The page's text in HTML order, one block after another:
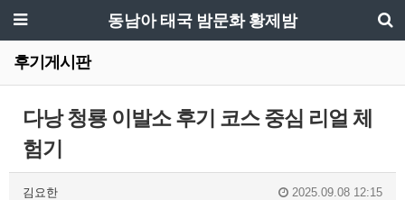
동남아 태국 밤문화 황제밤
후기게시판
다낭 청룡 이발소 후기 코스 중심 리얼 체
험기
김요한 2025.09.08 12:15